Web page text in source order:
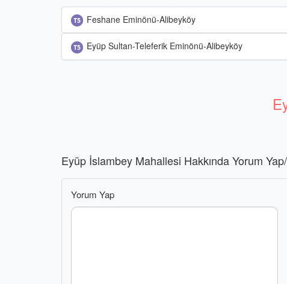
Feshane Eminönü-Alibeyköy
Eyüp Sultan-Teleferik Eminönü-Alibeyköy
Eyüp İslambey Mahallesi Hakkında Yorum
Yorum Yap